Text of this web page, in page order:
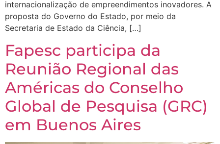
internacionalização de empreendimentos inovadores. A
proposta do Governo do Estado, por meio da
Secretaria de Estado da Ciência, […]
Fapesc participa da
Reunião Regional das
Américas do Conselho
Global de Pesquisa (GRC)
em Buenos Aires